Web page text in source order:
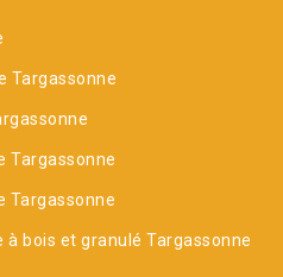
Targassonne
Targassonne
Targassonne
à bois et granulé Targassonne